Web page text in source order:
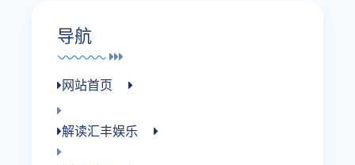
导航
网站首页
解读汇丰娱乐